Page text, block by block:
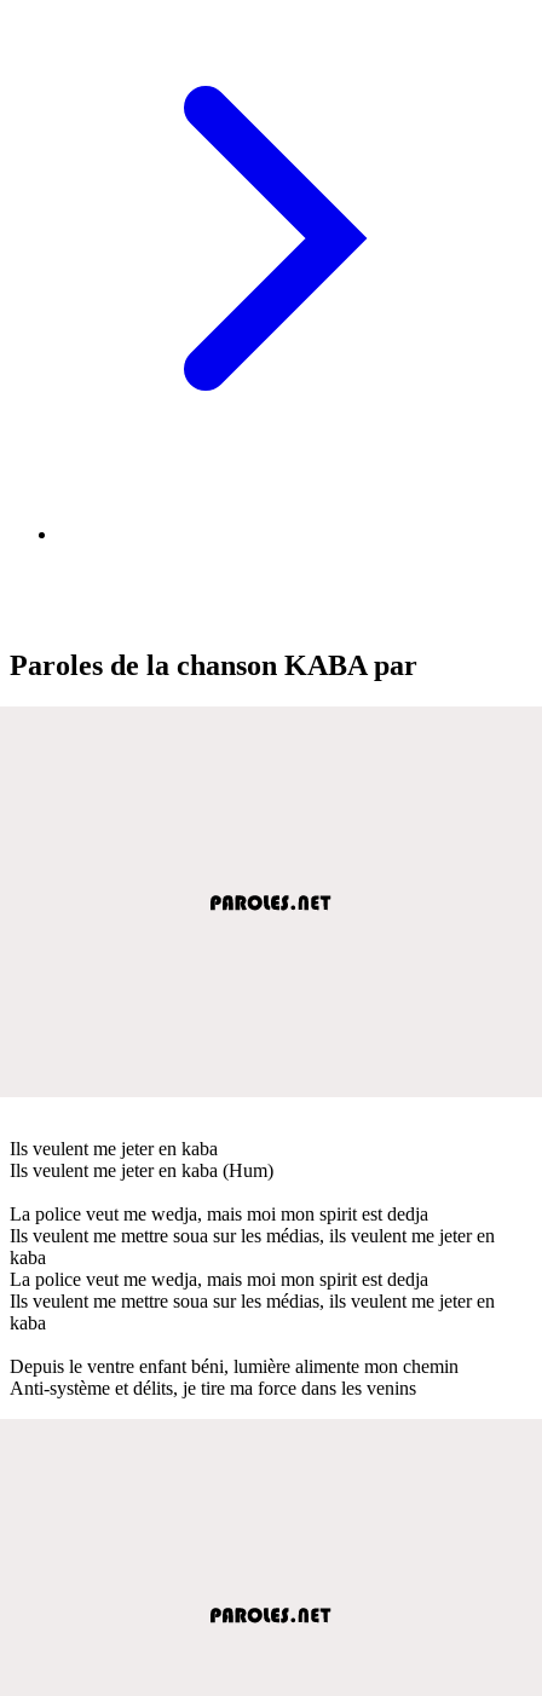
Paroles de la chanson KABA par
Ils veulent me jeter en kaba
Ils veulent me jeter en kaba (Hum)
La police veut me wedja, mais moi mon spirit est dedja
Ils veulent me mettre soua sur les médias, ils veulent me jeter en
kaba
La police veut me wedja, mais moi mon spirit est dedja
Ils veulent me mettre soua sur les médias, ils veulent me jeter en
kaba
Depuis le ventre enfant béni, lumière alimente mon chemin
Anti-système et délits, je tire ma force dans les venins